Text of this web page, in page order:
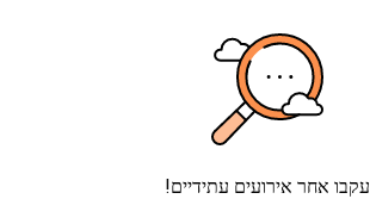
עקבו אחר אירועים עתידיים!